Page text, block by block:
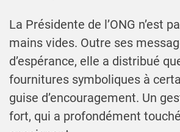
La Présidente de l’ONG n’est
mains vides. Outre ses
d’espérance, elle a distribué
fournitures symboliques à
guise d’encouragement. Un
fort, qui a profondément